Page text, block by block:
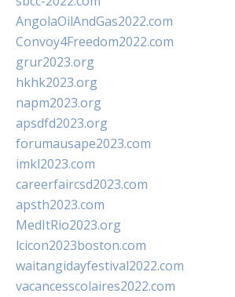
AngolaOilAndGas2022.com
Convoy4Freedom2022.com
grur2023.org
hkhk2023.org
napm2023.org
apsdfd2023.org
forumausape2023.com
imkl2023.com
careerfaircsd2023.com
apsth2023.com
MedItRio2023.org
lcicon2023boston.com
waitangidayfestival2022.com
vacancesscolaires2022.com